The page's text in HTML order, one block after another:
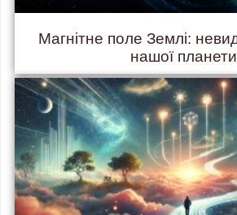
Магнітне поле Землі:
нашої планети